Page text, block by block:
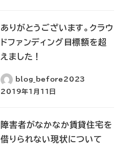
ありがとうございます。クラウ
ドファンディング目標額を超
えました！
blog_before2023
2019年1月11日
障害者がなかなか賃貸住宅を
借りられない現状について